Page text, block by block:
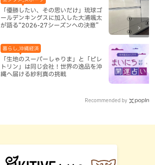
「優勝したい、その思いだけ」琉球ゴ
ールデンキングスに加入した大浦颯太
が語る“2026-27シーズンへの決意”
「生地のスーパーしゃりま」と「ピレ
トリン」は同じ会社！世界の逸品を沖
縄へ届ける紗利真の挑戦
暮らし,沖縄経済
Recommended by